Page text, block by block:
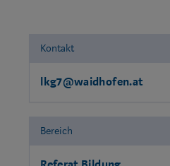
Kontakt
lkg7@waidhofen.at
Bereich